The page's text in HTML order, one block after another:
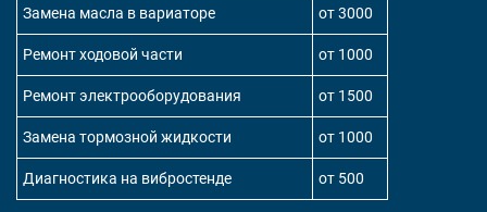
Замена масла в вариаторе от 3000
Ремонт ходовой части от 1000
Ремонт электрооборудования от 1500
Замена тормозной жидкости от 1000
Диагностика на вибростенде от 500